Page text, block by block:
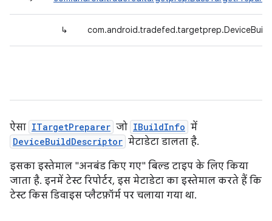
↳
ऐसा ITargetPreparer जो IBuildInfo में
DeviceBuildDescriptor मेटाडेटा डालता है.
इसका इस्तेमाल "अनबंड किए गए" बिल्ड टाइप के लिए किया
जाता है. इनमें टेस्ट रिपोर्टर, इस मेटाडेटा का इस्तेमाल करते हैं कि
टेस्ट किस डिवाइस प्लैटफ़ॉर्म पर चलाया गया था.